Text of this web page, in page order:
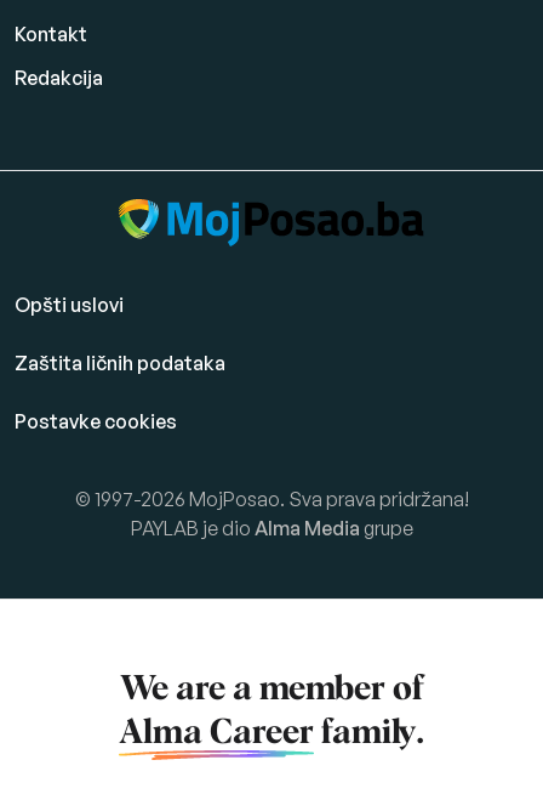
Kontakt
Redakcija
Opšti uslovi
Zaštita ličnih podataka
Postavke cookies
© 1997-2026 MojPosao. Sva prava pridržana!
PAYLAB je dio Alma Media grupe
We are a member of
Alma Career family.